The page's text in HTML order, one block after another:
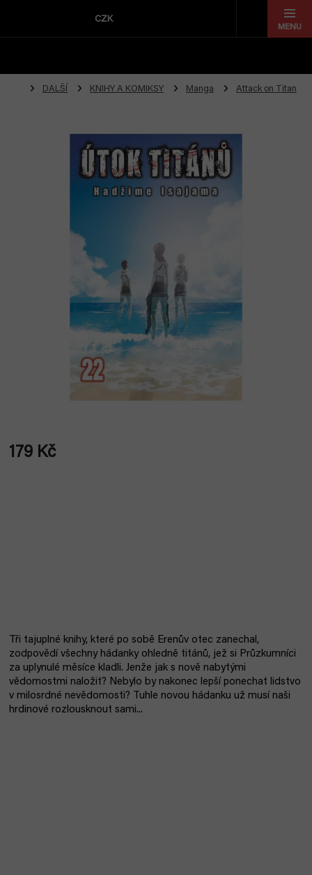
CZK
DALŠÍ KNIHY A KOMIKSY Manga Attack on Titan
179 Kč
Tři tajuplné knihy, které po sobě Erenův otec zanechal,
zodpovědí všechny hádanky ohledně titánů, jež si Průzkumníci
za uplynulé měsíce kladli. Jenže jak s nově nabytými
vědomostmi naložit? Nebylo by nakonec lepší ponechat lidstvo
v milosrdné nevědomosti? Tuhle novou hádanku už musí naši
hrdinové rozlousknout sami...